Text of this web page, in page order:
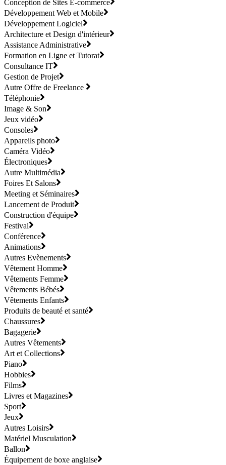
Conception de Sites E-commerce
Développement Web et Mobile
Développement Logiciel
Architecture et Design d'intérieur
Assistance Administrative
Formation en Ligne et Tutorat
Consultance IT
Gestion de Projet
Autre Offre de Freelance
Téléphonie
Image & Son
Jeux vidéo
Consoles
Appareils photo
Caméra Vidéo
Électroniques
Autre Multimédia
Foires Et Salons
Meeting et Séminaires
Lancement de Produit
Construction d'équipe
Festival
Conférence
Animations
Autres Evènements
Vêtement Homme
Vêtements Femme
Vêtements Bébés
Vêtements Enfants
Produits de beauté et santé
Chaussures
Bagagerie
Autres Vêtements
Art et Collections
Piano
Hobbies
Films
Livres et Magazines
Sport
Jeux
Autres Loisirs
Matériel Musculation
Ballon
Équipement de boxe anglaise